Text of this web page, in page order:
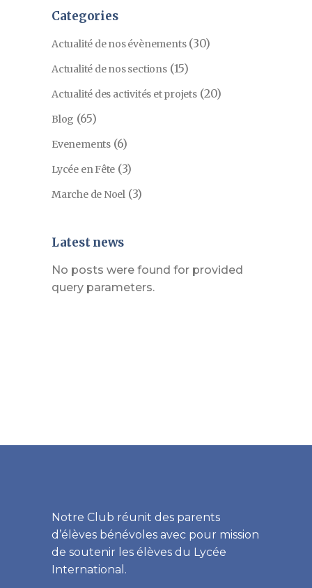
Categories
Actualité de nos évènements(30)
Actualité de nos sections(15)
Actualité des activités et projets(20)
Blog (65)
Evenements(6)
Lycée en Fête (3)
Marche de Noel (3)
Latest news
No posts were found for provided
query parameters.
Notre Club réunit des parents
d’élèves bénévoles avec pour mission
de soutenir les élèves du Lycée
International.